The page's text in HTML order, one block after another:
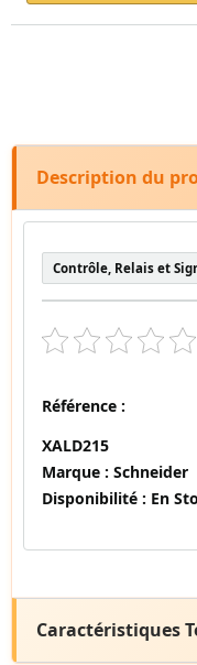
Description du
Contrôle, Relais et
Référence :
XALD215
Marque : Schneider
Disponibilité : En
Caractéristiques